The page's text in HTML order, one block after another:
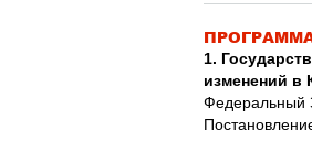
1.
изменений в
Федеральный